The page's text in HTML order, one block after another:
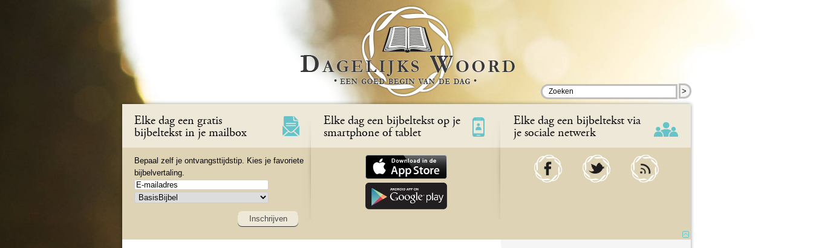
>
Elke dag een gratis
bijbeltekst in je mailbox
Bepaal zelf je ontvangsttijdstip. Kies je favoriete
bijbelvertaling.
Inschrijven
Elke dag een bijbeltekst op je
smartphone of tablet
Elke dag een bijbeltekst via
je sociale netwerk